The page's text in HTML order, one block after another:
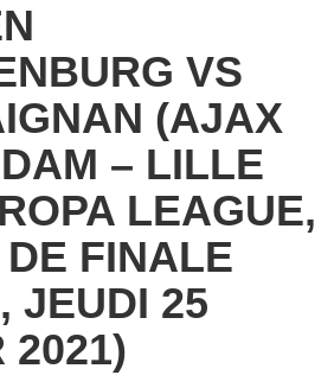
VS
(AJAX
– LILLE
LEAGUE,
FINALE
JEUDI 25
2021)